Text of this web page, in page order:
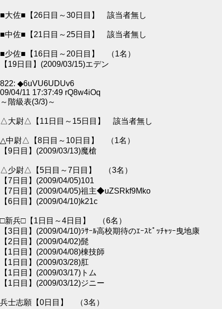
■大佐■【26日目～30日目】 該当者無し
■中佐■【21日目～25日目】 該当者無し
■少佐■【16日目～20日目】 （1名）
【19日目】(2009/03/15)エデン
822: ◆6uVU6UDUv6
09/04/11 17:37:49 rQ8w4iOq
～階級表(3/3)～
△大尉△【11日目～15日目】 該当者無し
△中尉△【8日目～10日目】 （1名）
【9日目】(2009/03/13)魔槍
△少尉△【5日目～7日目】 （3名）
【7日目】(2009/04/05)101
【7日目】(2009/04/05)祖主◆uZSRkf9Mko
【6日目】(2009/04/10)k21c
□新兵□【1日目～4日目】 （6名）
【3日目】(2009/04/10)ﾗｻｰﾙ高校期待のｴｰｽﾋﾟｯﾁｬｯｰ曳地康
【2日目】(2009/04/02)髭
【1日目】(2009/04/08)棟技師
【1日目】(2009/03/28)肛
【1日目】(2009/03/17)トム
【1日目】(2009/03/12)ジニー
兵士志願【0日目】 （3名）